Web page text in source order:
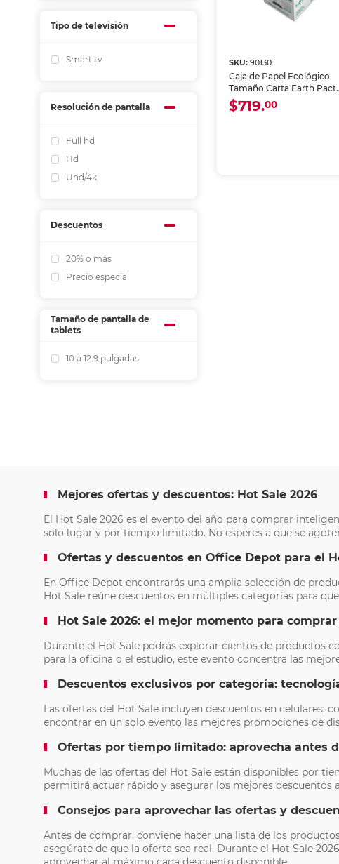
Tipo de televisión
Smart tv
Resolución de pantalla
Full hd
Hd
Uhd/4k
Descuentos
20% o más
Precio especial
Tamaño de pantalla de
tablets
10 a 12.9 pulgadas
SKU:90130
Caja de Papel Ecológico
Tamaño Carta Earth Pact
Blanco 5000 hojas
$719.00
Mejores ofertas y descuentos: Hot Sale 2026
El Hot Sale 2026 es el evento del año para comprar
solo lugar y por tiempo limitado. No esperes a que se
Ofertas y descuentos en Office Depot para el
En Office Depot encontrarás una amplia selección de
Hot Sale reúne descuentos en múltiples categorías para
Hot Sale 2026: el mejor momento para
Durante el Hot Sale podrás explorar cientos de productos
para la oficina o el estudio, este evento concentra las
Descuentos exclusivos por categoría:
Las ofertas del Hot Sale incluyen descuentos en
encontrar en un solo evento las mejores promociones de
Ofertas por tiempo limitado: aprovecha antes
Muchas de las ofertas del Hot Sale están disponibles por
permitirá actuar rápido y asegurar los mejores descuentos
Consejos para aprovechar las ofertas y
Antes de comprar, conviene hacer una lista de los
asegúrate de que la oferta sea real. Durante el Hot Sale